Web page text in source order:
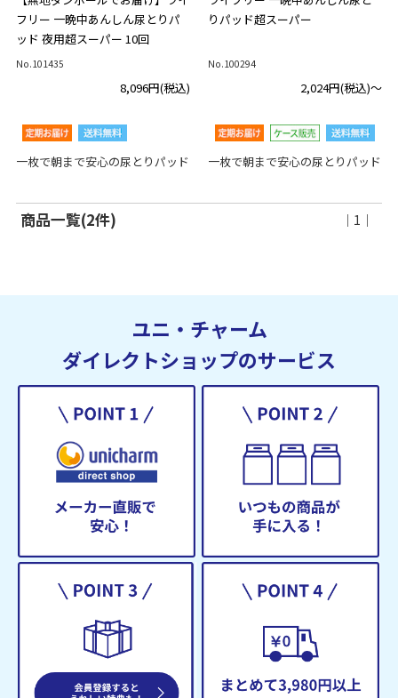
フリー 一晩中あんしん尿とりパ
ッド 夜用超スーパー 10回
No.101435
8,096円(税込)
一枚で朝まで安心の尿とりパッド
りパッド超スーパー
No.100294
2,024円(税込)～
一枚で朝まで安心の尿とりパッド
商品一覧(2件) ｜1｜
ユニ・チャーム
ダイレクトショップのサービス